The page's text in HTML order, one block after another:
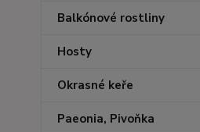
Balkónové rostliny
Hosty
Okrasné keře
Paeonia, Pivoňka